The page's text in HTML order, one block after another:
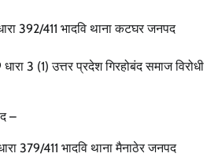
392/411 भादवि थाना कटघर जनपद
3 (1) उत्तर प्रदेश गिरहोबंद समाज विरोधी
–
379/411 भादवि थाना मैनाठेर जनपद